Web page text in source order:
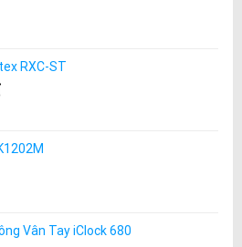
RXC-ST
Vân Tay iClock 680